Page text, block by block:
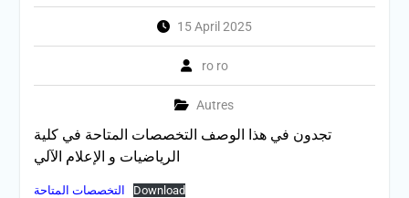
15 April 2025
ro ro
Autres
تجدون في هذا الوصف التخصصات المتاحة في كلية
الرياضيات و الإعلام الآلي
التخصصات المتاحة Download